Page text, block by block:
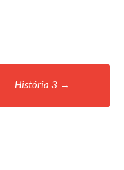
História 3 →